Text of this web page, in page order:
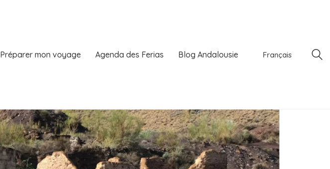
Préparer mon voyage Agenda des Ferias Blog Andalousie Français